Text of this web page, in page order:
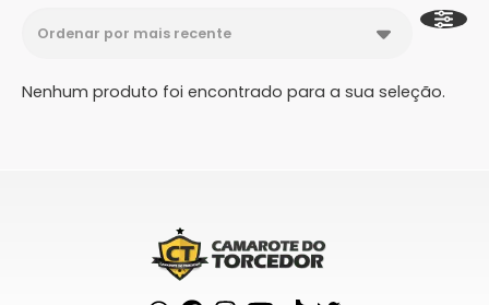
Nenhum produto foi encontrado para a sua seleção.